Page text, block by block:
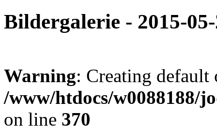
Bildergalerie - 2015-
Warning: Creating
/www/htdocs/w0088188/
on line 370